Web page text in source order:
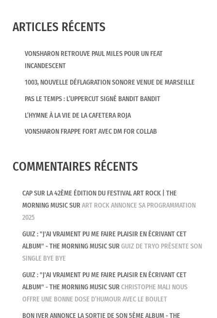
ARTICLES RÉCENTS
VONSHARON RETROUVE PAUL MILES POUR UN FEAT
INCANDESCENT
1003, NOUVELLE DÉFLAGRATION SONORE VENUE DE MARSEILLE
PAS LE TEMPS : L’UPPERCUT SIGNÉ BANDIT BANDIT
L’HYMNE À LA VIE DE LA CAFETERA ROJA
VONSHARON FRAPPE FORT AVEC DM FOR COLLAB
COMMENTAIRES RÉCENTS
CAP SUR LA 42ÈME ÉDITION DU FESTIVAL ART ROCK | THE
MORNING MUSICSURART ROCK ANNONCE SA PROGRAMMATION
2025
GUIZ : "J'AI VRAIMENT PU ME FAIRE PLAISIR EN ÉCRIVANT CET
ALBUM" - THE MORNING MUSICSURGUIZ DE TRYO PRÉSENTE SON
SINGLE BYE BYE
GUIZ : "J'AI VRAIMENT PU ME FAIRE PLAISIR EN ÉCRIVANT CET
ALBUM" - THE MORNING MUSICSURCHRISTOPHE MALI NOUS
OFFRE UNE BONNE DOSE D’HUMOUR AVEC LE BOULET
BON IVER ANNONCE LA SORTIE DE SON 5ÈME ALBUM - THE